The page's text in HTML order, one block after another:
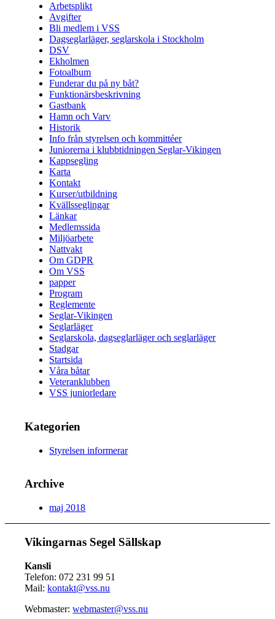
Arbetsplikt
Avgifter
Bli medlem i VSS
Dagseglarläger, seglarskola i Stockholm
DSV
Ekholmen
Fotoalbum
Funderar du på ny båt?
Funktionärsbeskrivning
Gastbank
Hamn och Varv
Historik
Info från styrelsen och kommittéer
Juniorerna i klubbtidningen Seglar-Vikingen
Kappsegling
Karta
Kontakt
Kurser/utbildning
Kvällsseglingar
Länkar
Medlemssida
Miljöarbete
Nattvakt
Om GDPR
Om VSS
papper
Program
Reglemente
Seglar-Vikingen
Seglarläger
Seglarskola, dagseglarläger och seglarläger
Stadgar
Startsida
Våra båtar
Veteranklubben
VSS juniorledare
Kategorien
Styrelsen informerar
Archive
maj 2018
Vikingarnas Segel Sällskap
Kansli
Telefon: 072 231 99 51
Mail:kontakt@vss.nu
Webmaster:webmaster@vss.nu